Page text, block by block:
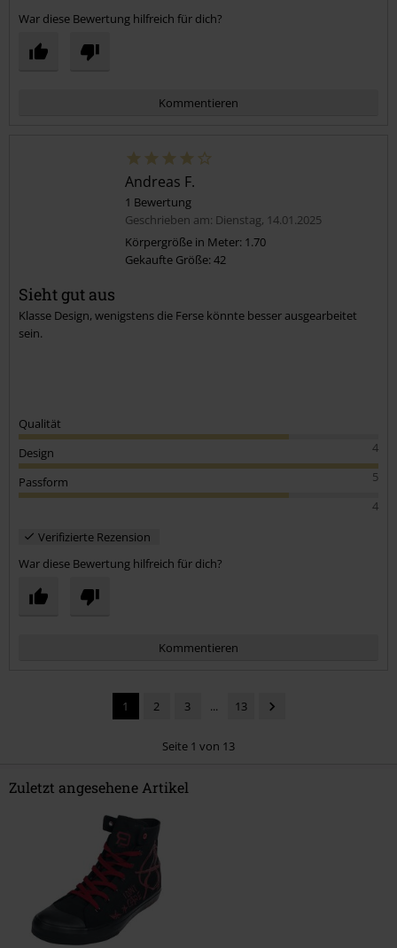
War diese Bewertung hilfreich für dich?
Kommentieren
Kommentar jetzt abschicken!
Andreas F.
1 Bewertung
Geschrieben am: Dienstag, 14.01.2025
Körpergröße in Meter: 1.70
Gekaufte Größe: 42
Sieht gut aus
Klasse Design, wenigstens die Ferse könnte besser ausgearbeitet
sein.
Qualität
4
Design
5
Passform
4
Verifizierte Rezension
War diese Bewertung hilfreich für dich?
Kommentieren
Kommentar jetzt abschicken!
1 2 3 ... 13
Seite 1 von 13
Zuletzt angesehene Artikel